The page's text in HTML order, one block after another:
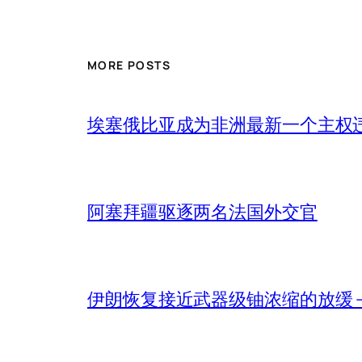
MORE POSTS
埃塞俄比亚成为非洲最新一个主权
阿塞拜疆驱逐两名法国外交官
伊朗恢复接近武器级铀浓缩的放缓